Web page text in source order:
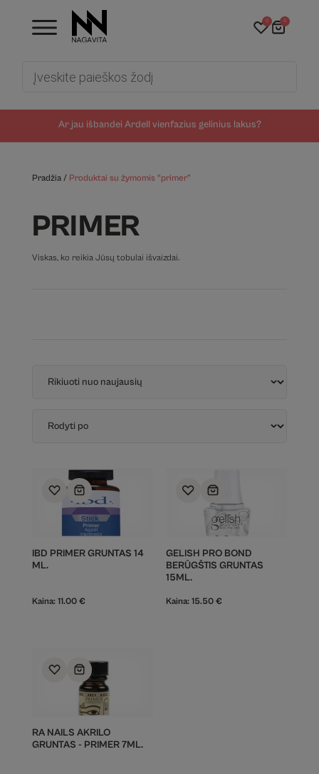
Ar jau išbandei Ardell vienfazius gelinius lakus?
0 0
Pradžia/ Produktai su žymomis “primer”
PRIMER
Viskas, ko reikia Jūsų tobulai išvaizdai.
IBD PRIMER GRUNTAS 14
ML.
Kaina: 11.00 €
GELISH PRO BOND
BERŪGŠTIS GRUNTAS
15ML.
Kaina: 15.50 €
RA NAILS AKRILO
GRUNTAS - PRIMER 7ML.